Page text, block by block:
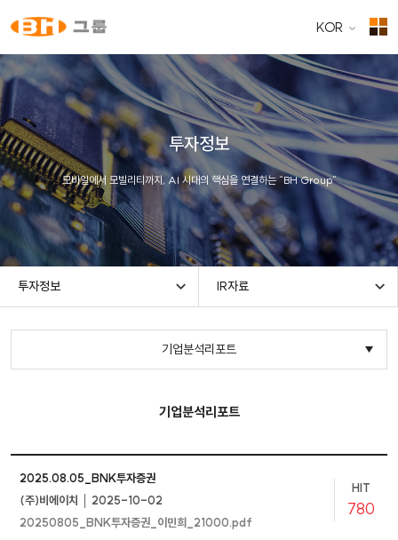
KOR
투자정보
모바일에서 모빌리티까지, AI 시대의 핵심을 연결하는 “BH Group”
투자정보 IR자료
기업분석리포트
기업분석리포트
2025.08.05_BNK투자증권
(주)비에이치 │ 2025-10-02
20250805_BNK투자증권_이민희_21000.pdf
HIT
780